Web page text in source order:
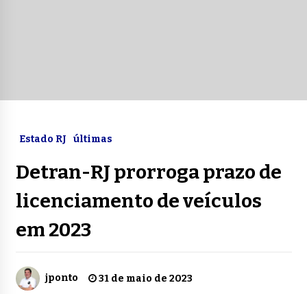
Estado RJ últimas
Detran-RJ prorroga prazo de
licenciamento de veículos
em 2023
jponto 31 de maio de 2023